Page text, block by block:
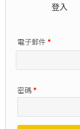
登入
電子郵件 *
密碼*